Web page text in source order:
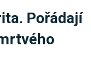
Pořádají